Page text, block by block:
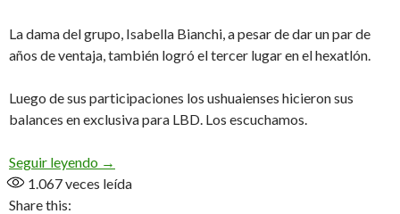
La dama del grupo, Isabella Bianchi, a pesar de dar un par de
años de ventaja, también logró el tercer lugar en el hexatlón.
Luego de sus participaciones los ushuaienses hicieron sus
balances en exclusiva para LBD. Los escuchamos.
Seguir leyendo Los «pibes» del atletismo tienen la palabra
→
1.067veces leída
Share this: